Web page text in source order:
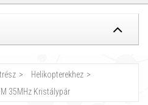
Helikopterekhez
35MHz Kristálypár